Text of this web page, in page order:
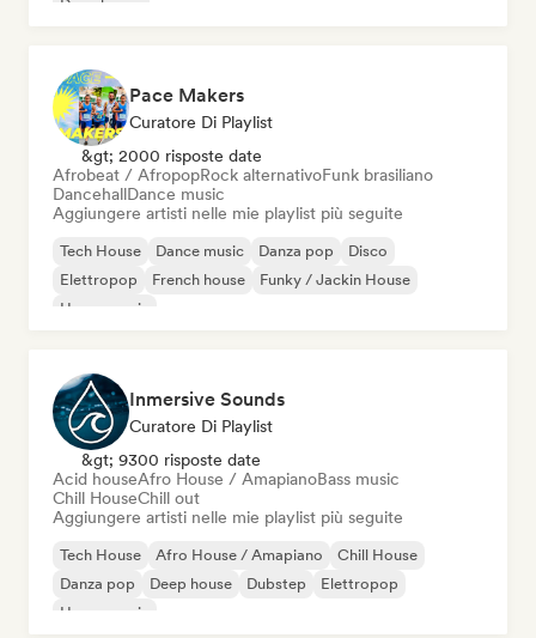
Deep house
Pace Makers
Curatore Di Playlist
&gt; 2000 risposte date
Afrobeat / AfropopRock alternativoFunk brasiliano
DancehallDance music
Aggiungere artisti nelle mie playlist più seguite
Tech House Dance music Danza pop
Disco
Elettropop
French house
Funky / Jackin House
House music
Inmersive Sounds
Curatore Di Playlist
&gt; 9300 risposte date
Acid houseAfro House / AmapianoBass music
Chill HouseChill out
Aggiungere artisti nelle mie playlist più seguite
Tech House Afro House / Amapiano
Chill House
Danza pop
Deep house Dubstep
Elettropop
House music